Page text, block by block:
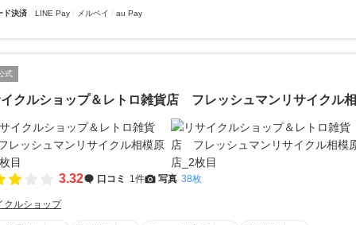
ド決済 LINE Pay メルペイ au Pay
式
クルショップ＆レトロ雑貨店 フレッシュマンリサイクル
3.32 口コミ 1件 写真 38枚
クルショップ